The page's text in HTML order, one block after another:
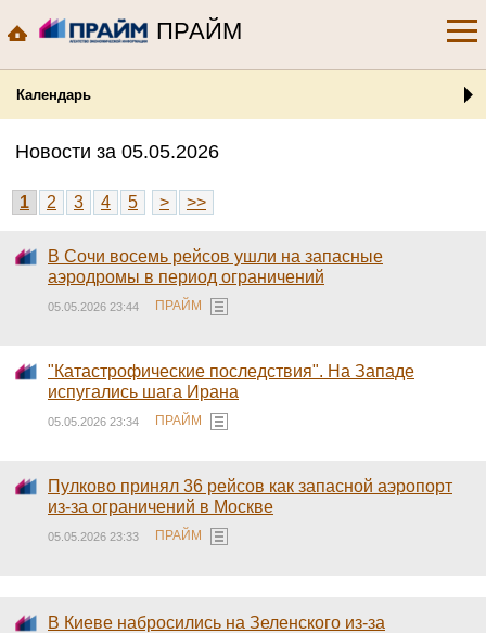
ПРАЙМ
Календарь
Новости за 05.05.2026
1 2 3 4 5 > >>
В Сочи восемь рейсов ушли на запасные
аэродромы в период ограничений
05.05.2026 23:44 ПРАЙМ
"Катастрофические последствия". На Западе
испугались шага Ирана
05.05.2026 23:34 ПРАЙМ
Пулково принял 36 рейсов как запасной аэропорт
из-за ограничений в Москве
05.05.2026 23:33 ПРАЙМ
В Киеве набросились на Зеленского из-за